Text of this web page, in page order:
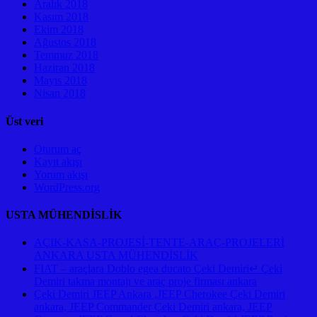
Aralık 2018
Kasım 2018
Ekim 2018
Ağustos 2018
Temmuz 2018
Haziran 2018
Mayıs 2018
Nisan 2018
Üst veri
Oturum aç
Kayıt akışı
Yorum akışı
WordPress.org
USTA MÜHENDİSLİK
AÇIK-KASA-PROJESİ-TENTE-ARAÇ-PROJELERİ
ANKARA USTA MÜHENDİSLİK
FIAT – araçlara Doblo egea ducato Çeki Demiri↵ Çeki
Demiri takma montajı ve araç proje firması ankara
Çeki Demiri JEEP Ankara ,JEEP Cherokee Çeki Demiri
ankara, JEEP Commander Çeki Demiri ankara, JEEP